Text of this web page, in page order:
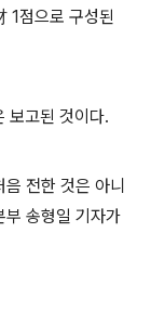
1점으로 구성된
보고된 것이다.
전한 것은 아니
부 송형일 기자가